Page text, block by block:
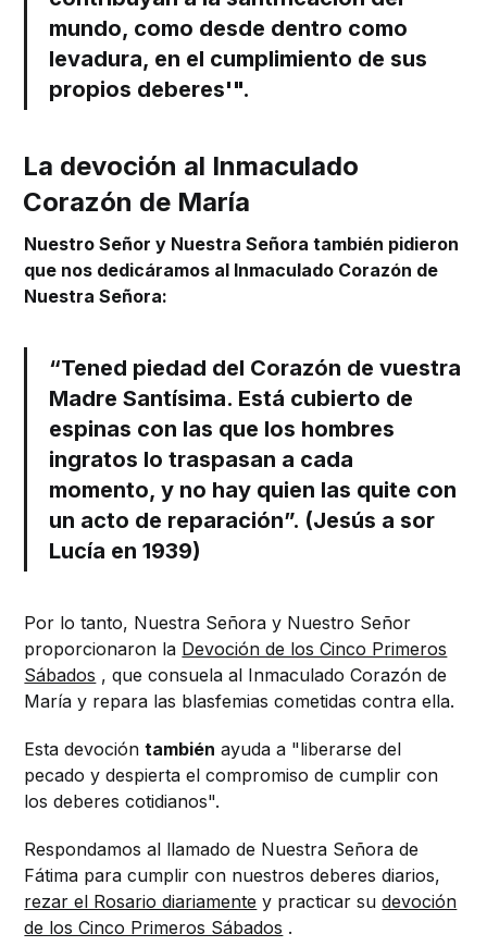
mundo, como desde dentro como
levadura, en el cumplimiento de sus
propios deberes'".
La devoción al Inmaculado
Corazón de María
Nuestro Señor y Nuestra Señora también pidieron
que nos dedicáramos al Inmaculado Corazón de
Nuestra Señora:
“Tened piedad del Corazón de vuestra
Madre Santísima. Está cubierto de
espinas con las que los hombres
ingratos lo traspasan a cada
momento, y no hay quien las quite con
un acto de reparación”. (Jesús a sor
Lucía en 1939)
Por lo tanto, Nuestra Señora y Nuestro Señor
proporcionaron la Devoción de los Cinco Primeros
Sábados , que consuela al Inmaculado Corazón de
María y repara las blasfemias cometidas contra ella.
Esta devocióntambién ayuda a "liberarse del
pecado y despierta el compromiso de cumplir con
los deberes cotidianos".
Respondamos al llamado de Nuestra Señora de
Fátima para cumplir con nuestros deberes diarios,
rezar el Rosario diariamente y practicar sudevoción
de los Cinco Primeros Sábados .